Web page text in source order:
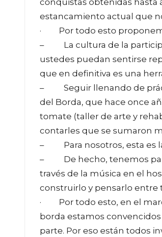
estancamiento actual que
· Por todo esto
– La cultura de la
ustedes puedan sentirse
que en definitiva es una
– Seguir llenando de
del Borda, que hace once
tomate (taller de arte y
contarles que se sumaron
– Para nosotros, esta es
– De hecho, tenemos
través de la música en el
construirlo y pensarlo entre
· Por todo esto, en el
borda estamos
parte. Por eso están todos